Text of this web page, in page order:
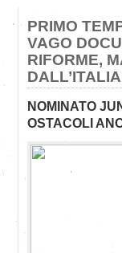
PRIMO
VAGO
RIFORME,
DALL’ITALIA
NOMINATO
OSTACOLI